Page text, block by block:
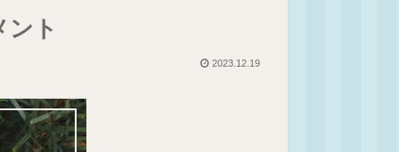
ト
2023.12.19